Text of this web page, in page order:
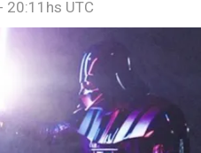
UTC